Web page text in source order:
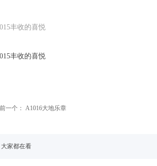
丰收的喜悦
大家都在看
前一个： A1016大地乐章
丰收的喜悦